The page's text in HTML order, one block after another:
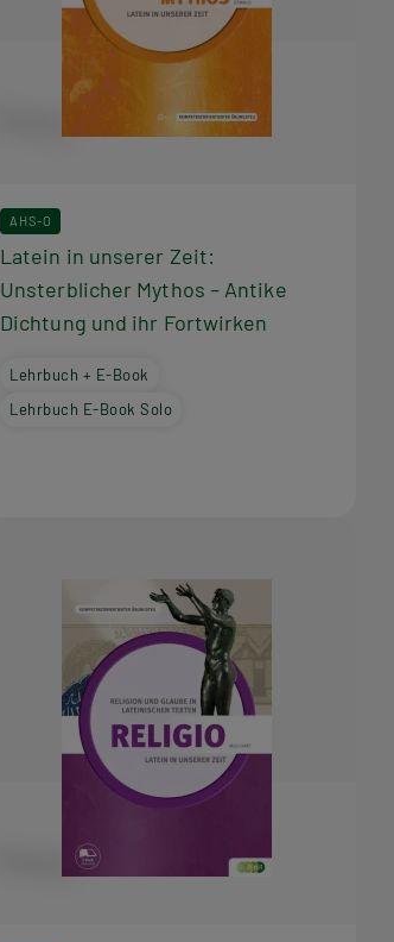
AHS-O
Latein in unserer Zeit:
Unsterblicher Mythos – Antike
Dichtung und ihr Fortwirken
Lehrbuch + E-Book
Lehrbuch E-Book Solo